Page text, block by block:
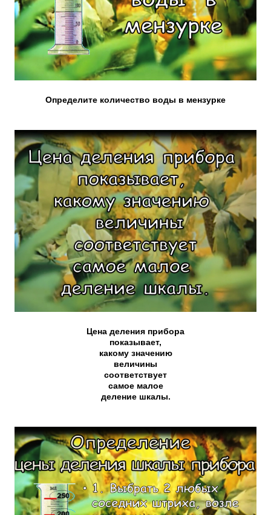
Определите количество воды в мензурке
Цена деления прибора
показывает,
какому значению
величины
соответствует
самое малое
деление шкалы.